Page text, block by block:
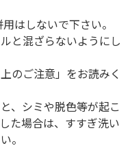
はしないで下さい。
と混ざらないようにし
のご注意」をお読みく
、シミや脱色等が起こ
た場合は、すすぎ洗い
。